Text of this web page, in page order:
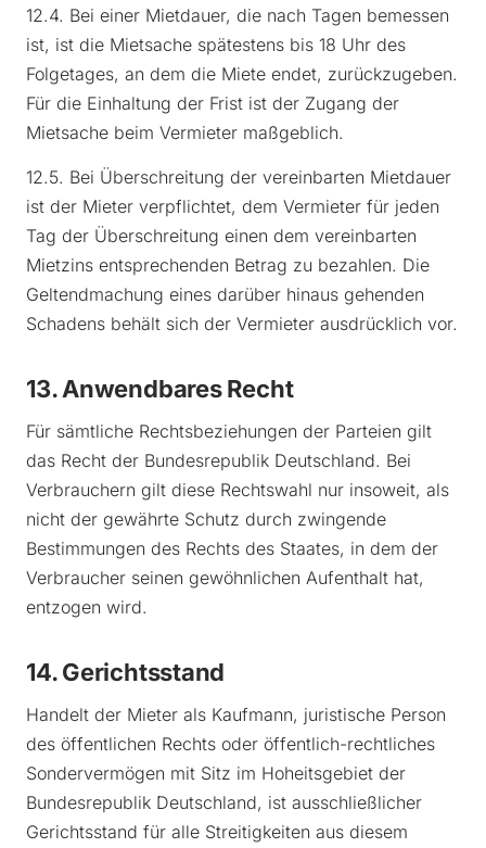
12.4. Bei einer Mietdauer, die nach Tagen bemessen
ist, ist die Mietsache spätestens bis 18 Uhr des
Folgetages, an dem die Miete endet, zurückzugeben.
Für die Einhaltung der Frist ist der Zugang der
Mietsache beim Vermieter maßgeblich.
12.5. Bei Überschreitung der vereinbarten Mietdauer
ist der Mieter verpflichtet, dem Vermieter für jeden
Tag der Überschreitung einen dem vereinbarten
Mietzins entsprechenden Betrag zu bezahlen. Die
Geltendmachung eines darüber hinaus gehenden
Schadens behält sich der Vermieter ausdrücklich vor.
13. Anwendbares Recht
Für sämtliche Rechtsbeziehungen der Parteien gilt
das Recht der Bundesrepublik Deutschland. Bei
Verbrauchern gilt diese Rechtswahl nur insoweit, als
nicht der gewährte Schutz durch zwingende
Bestimmungen des Rechts des Staates, in dem der
Verbraucher seinen gewöhnlichen Aufenthalt hat,
entzogen wird.
14. Gerichtsstand
Handelt der Mieter als Kaufmann, juristische Person
des öffentlichen Rechts oder öffentlich-rechtliches
Sondervermögen mit Sitz im Hoheitsgebiet der
Bundesrepublik Deutschland, ist ausschließlicher
Gerichtsstand für alle Streitigkeiten aus diesem